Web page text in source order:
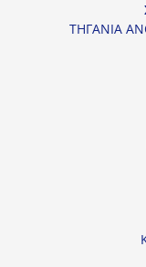
ΤΗΓΑΝΙΑ